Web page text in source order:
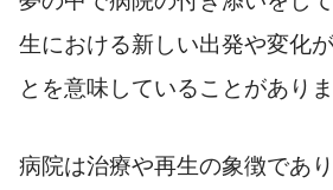
生における新しい出発や変化
とを意味していることがありま
病院は治療や再生の象徴であ